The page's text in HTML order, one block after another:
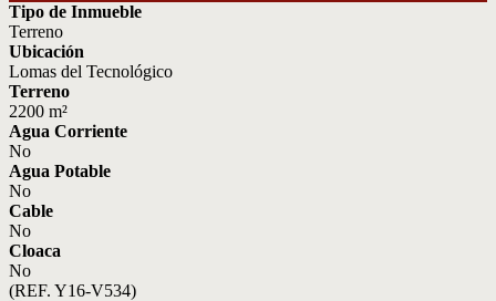
Tipo de Inmueble
Terreno
Ubicación
Lomas del Tecnológico
Terreno
2200 m²
Agua Corriente
No
Agua Potable
No
Cable
No
Cloaca
No
(REF. Y16-V534)